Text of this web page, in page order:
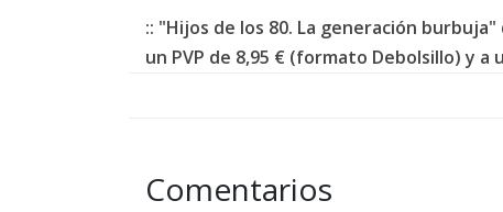
:: "Hijos de los 80. La generación
un PVP de 8,95 € (formato Debolsillo) y a
Comentarios